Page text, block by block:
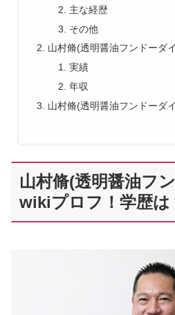
主な経歴
その他
山村脩(透明醤油フンドーダ
実績
年収
山村脩(透明醤油フンドーダ
山村脩(透明醤油フ
wikiプロフ！学歴は